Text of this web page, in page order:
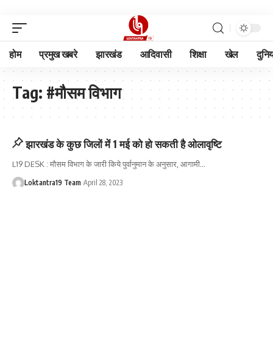
होम प्रमुख खबरे झारखंड आदिवासी शिक्षा खेल
Tag: #मौसम विभाग
झारखंड के कुछ जिलों में 1 मई को हो सकती है ओलावृष्टि
L19 DESK : मौसम विभाग के जारी किये पुर्वानुमान के अनुसार, आगामी…
Loktantra19 Team April 28, 2023